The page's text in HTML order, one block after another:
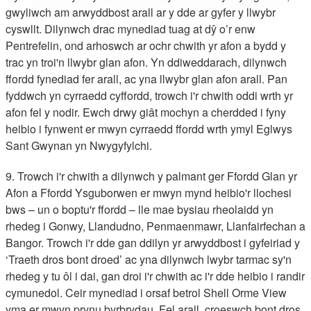
gwyliwch am arwyddbost arall ar y dde ar gyfer y llwybr
cyswllt. Dilynwch drac mynediad tuag at dŷ o’r enw
Pentrefelin, ond arhoswch ar ochr chwith yr afon a bydd y
trac yn troi'n llwybr glan afon. Yn ddiweddarach, dilynwch
ffordd fynediad fer arall, ac yna llwybr glan afon arall. Pan
fyddwch yn cyrraedd cyffordd, trowch i'r chwith oddi wrth yr
afon fel y nodir. Ewch drwy giât mochyn a cherdded i fyny
heibio i fynwent er mwyn cyrraedd ffordd wrth ymyl Eglwys
Sant Gwynan yn Nwygyfylchi.
9. Trowch i'r chwith a dilynwch y palmant ger Ffordd Glan yr
Afon a Ffordd Ysguborwen er mwyn mynd heibio'r llochesi
bws – un o boptu'r ffordd – lle mae bysiau rheolaidd yn
rhedeg i Gonwy, Llandudno, Penmaenmawr, Llanfairfechan a
Bangor. Trowch i'r dde gan ddilyn yr arwyddbost i gyfeiriad y
‘Traeth dros bont droed’ ac yna dilynwch lwybr tarmac sy'n
rhedeg y tu ôl i dai, gan droi i'r chwith ac i'r dde heibio i randir
cymunedol. Ceir mynediad i orsaf betrol Shell Orme View